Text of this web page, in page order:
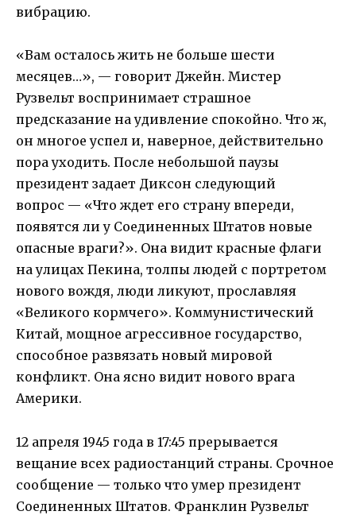
вибрацию.
«Вам осталось жить не больше шести
месяцев…», — говорит Джейн. Мистер
Рузвельт воспринимает страшное
предсказание на удивление спокойно. Что ж,
он многое успел и, наверное, действительно
пора уходить. После небольшой паузы
президент задает Диксон следующий
вопрос — «Что ждет его страну впереди,
появятся ли у Соединенных Штатов новые
опасные враги?». Она видит красные флаги
на улицах Пекина, толпы людей с портретом
нового вождя, люди ликуют, прославляя
«Великого кормчего». Коммунистический
Китай, мощное агрессивное государство,
способное развязать новый мировой
конфликт. Она ясно видит нового врага
Америки.
12 апреля 1945 года в 17:45 прерывается
вещание всех радиостанций страны. Срочное
сообщение — только что умер президент
Соединенных Штатов. Франклин Рузвельт